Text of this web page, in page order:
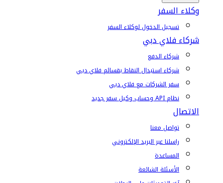
وكلاء السفر
تسجيل الدخول لوكلاء السفر
شركاء فلاي دبي
شركاء الدفع
شركاء استبدال النقاط بقسائم فلاي دبي
سفر الشركات مع فلاي دبي
نظام API وحساب وكيل سفر جديد
الاتصال
تواصل معنا
راسلنا عبر البريد الإلكتروني
المساعدة
الأسئلة الشائعة